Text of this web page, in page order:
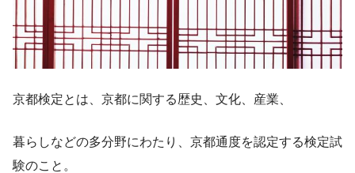
京都検定とは、京都に関する歴史、文化、産業、
暮らしなどの多分野にわたり、京都通度を認定する検定試
験のこと。